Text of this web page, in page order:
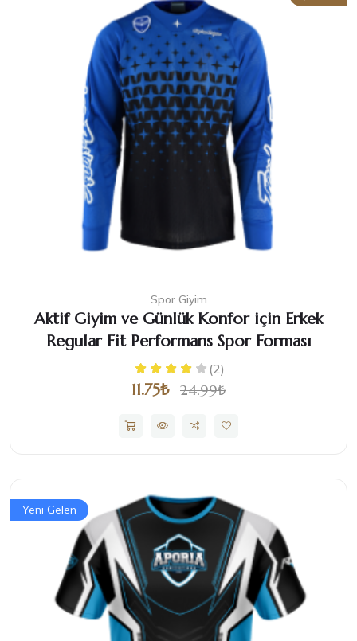
Spor Giyim
Aktif Giyim ve Günlük Konfor için Erkek
Regular Fit Performans Spor Forması
(2)
11.75₺ 24.99₺
Yeni Gelen